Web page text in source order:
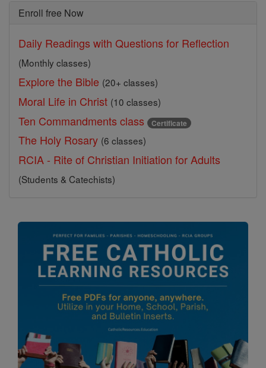
Enroll free Now
Daily Readings with Questions for Reflection
(Monthly classes)
Explore the Bible (20+ classes)
Moral Life in Christ (10 classes)
Ten Commandments class Certificate
The Holy Rosary (6 classes)
RCIA - Rite of Christian Initiation for Adults
(Students & Catechists)